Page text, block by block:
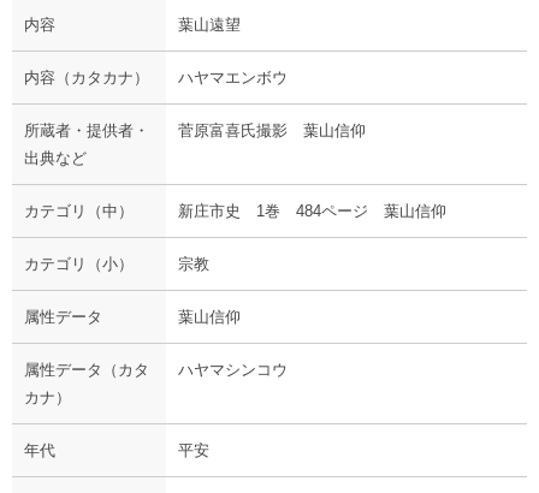
内容 葉山遠望
内容（カタカナ） ハヤマエンボウ
所蔵者・提供者・
出典など
菅原富喜氏撮影 葉山信仰
カテゴリ（中） 新庄市史 1巻 484ページ 葉山信仰
カテゴリ（小） 宗教
属性データ 葉山信仰
属性データ（カタ
カナ）
ハヤマシンコウ
年代 平安